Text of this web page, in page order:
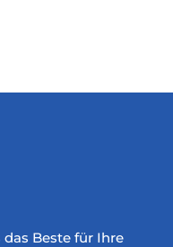
Beste für Ihre